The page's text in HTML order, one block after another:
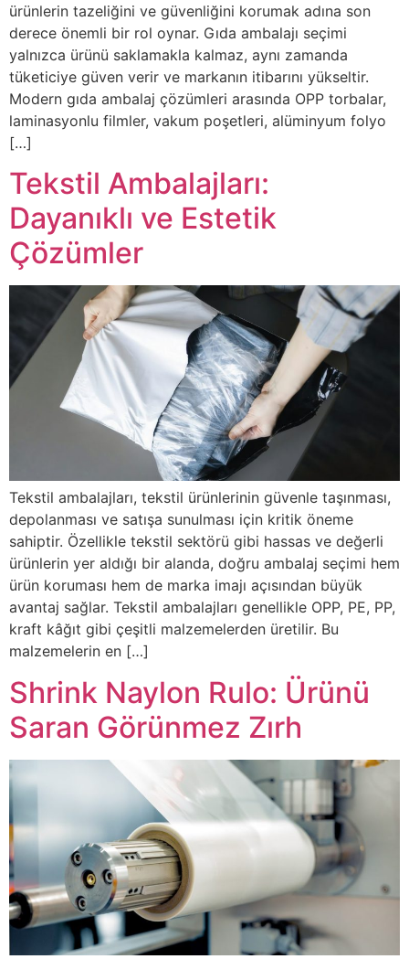
ürünlerin tazeliğini ve güvenliğini korumak adına son
derece önemli bir rol oynar. Gıda ambalajı seçimi
yalnızca ürünü saklamakla kalmaz, aynı zamanda
tüketiciye güven verir ve markanın itibarını yükseltir.
Modern gıda ambalaj çözümleri arasında OPP torbalar,
laminasyonlu filmler, vakum poşetleri, alüminyum folyo
[…]
Tekstil Ambalajları:
Dayanıklı ve Estetik
Çözümler
Tekstil ambalajları, tekstil ürünlerinin güvenle taşınması,
depolanması ve satışa sunulması için kritik öneme
sahiptir. Özellikle tekstil sektörü gibi hassas ve değerli
ürünlerin yer aldığı bir alanda, doğru ambalaj seçimi hem
ürün koruması hem de marka imajı açısından büyük
avantaj sağlar. Tekstil ambalajları genellikle OPP, PE, PP,
kraft kâğıt gibi çeşitli malzemelerden üretilir. Bu
malzemelerin en […]
Shrink Naylon Rulo: Ürünü
Saran Görünmez Zırh